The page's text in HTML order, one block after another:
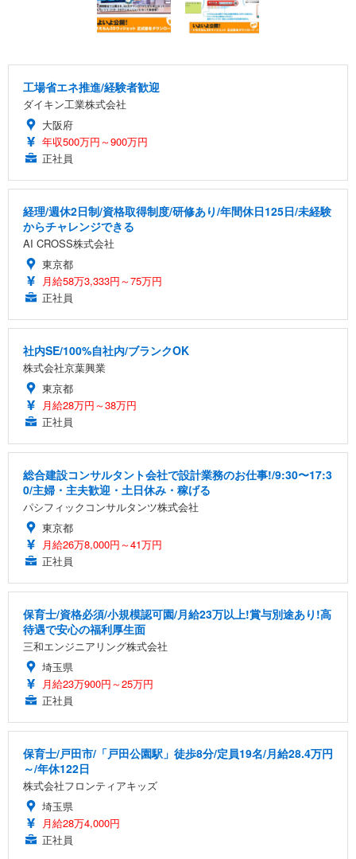
工場省エネ推進/経験者歓迎
ダイキン工業株式会社
大阪府
年収500万円～900万円
正社員
経理/週休2日制/資格取得制度/研修あり/年間休日125日/未経験
からチャレンジできる
AI CROSS株式会社
東京都
月給58万3,333円～75万円
正社員
社内SE/100%自社内/ブランクOK
株式会社京葉興業
東京都
月給28万円～38万円
正社員
総合建設コンサルタント会社で設計業務のお仕事!/9:30〜17:3
0/主婦・主夫歓迎・土日休み・稼げる
パシフィックコンサルタンツ株式会社
東京都
月給26万8,000円～41万円
正社員
保育士/資格必須/小規模認可園/月給23万以上!賞与別途あり!高
待遇で安心の福利厚生面
三和エンジニアリング株式会社
埼玉県
月給23万900円～25万円
正社員
保育士/戸田市/「戸田公園駅」徒歩8分/定員19名/月給28.4万円
～/年休122日
株式会社フロンティアキッズ
埼玉県
月給28万4,000円
正社員